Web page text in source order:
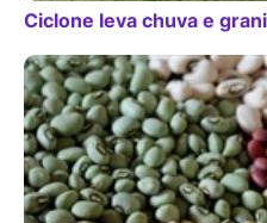
Ciclone leva chuva e